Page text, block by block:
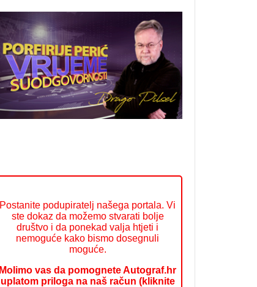
Postanite podupiratelj našega portala. Vi
ste dokaz da možemo stvarati bolje
društvo i da ponekad valja htjeti i
nemoguće kako bismo dosegnuli
moguće.
Molimo vas da pomognete Autograf.hr
uplatom priloga na naš račun (kliknite